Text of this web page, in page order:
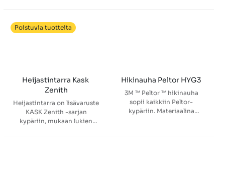
roiskeilta, silloin kun ei
vaadita suojaa
muiden varusteiden kanssa.
Koukku- ja
silmukkatekniikan ansiosta
tekstiiliosat voi helposti
vaihtaa tarvittaessa.
Poistuvia tuotteita
Heijastintarra Kask
Zenith
Heijastintarra on lisävaruste
KASK Zenith -sarjan
kypäriin, mukaan lukien
Hikinauha Peltor HYG3
3M ™ Peltor ™ hikinauha
sopii kaikkiin Peltor-
kypäriin. Materiaalina